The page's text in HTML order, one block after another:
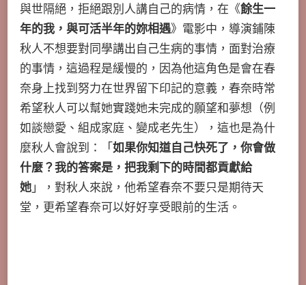
與世隔絕，拒絕跟別人講自己的病情，在《餘生一
年的我，與可活半年的妳相遇》電影中，導演鋪陳
秋人不想要對同學講出自己生病的事情，面對治療
的事情，這過程是緩慢的，因為他這角色是會在春
奈身上找到努力在世界留下印記的意義，春奈時常
希望秋人可以幫她實踐她未完成的願望和夢想（例
如談戀愛、組成家庭、變成老先生），這也是為什
麼秋人會說到：「如果你知道自己快死了，你會做
什麼？我的答案是，把我剩下的時間都貢獻給
她」，對秋人來說，他希望春奈不要只是期待天
堂，更希望春奈可以好好享受眼前的生活。